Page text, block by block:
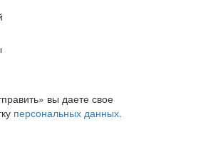
вы даете свое
персональных данных.